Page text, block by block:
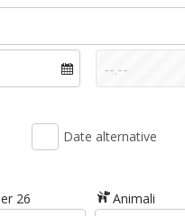
Date alternative
26 Animali